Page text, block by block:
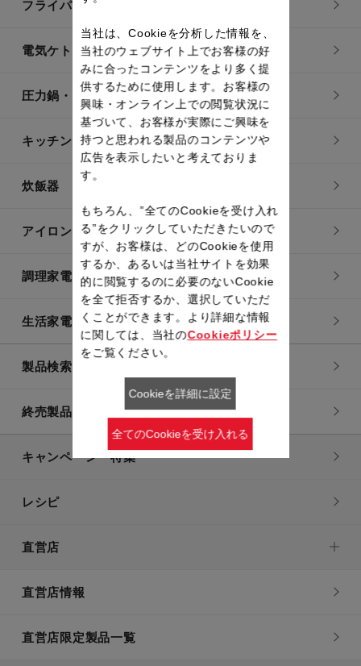
フライパン・鍋
電気ケトル
圧力鍋・電気圧力鍋
キッチン用品
炊飯器
アイロン・衣類スチーマー
調理家電
生活家電
製品検索一覧
終売製品一覧
キャンペーン・特集
レシピ
直営店
直営店情報
直営店限定製品一覧
当社は、Cookieを分析した情報を、
当社のウェブサイト上でお客様の好
みに合ったコンテンツをより多く提
供するために使用します。お客様の
興味・オンライン上での閲覧状況に
基づいて、お客様が実際にご興味を
持つと思われる製品のコンテンツや
広告を表示したいと考えておりま
す。
もちろん、”全てのCookieを受け入れ
る”をクリックしていただきたいので
すが、お客様は、どのCookieを使用
するか、あるいは当社サイトを効果
的に閲覧するのに必要のないCookie
を全て拒否するか、選択していただ
くことができます。より詳細な情報
に関しては、当社のCookieポリシー
をご覧ください。
Cookieを詳細に設定
全てのCookieを受け入れる